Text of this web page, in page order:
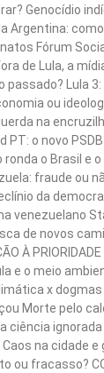
Genocídio
Argentina:
Fórum
de Lula, a
passado? Lula
ou
na
PT: o novo
o Brasil e
fraude ou
da
venezuelano
de novos
À
e o meio
x
Morte pelo
ciência
na cidade e
ou fracasso?